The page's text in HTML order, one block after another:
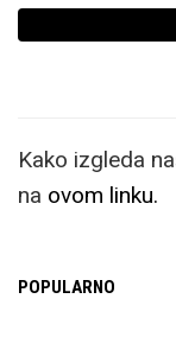
Kako izgleda
na ovom linku.
POPULARNO